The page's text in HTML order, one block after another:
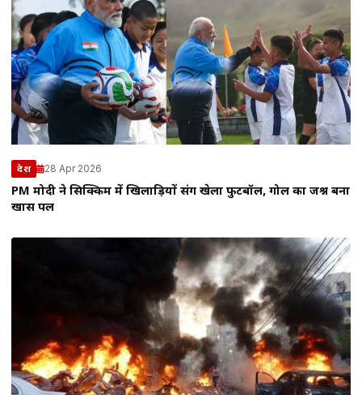
देश 28 Apr 2026
PM मोदी ने सिक्किम में खिलाड़ियों संग खेला फुटबॉल, गोल का जश्न बना
खास पल